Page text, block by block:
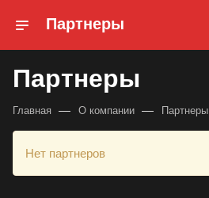
Партнеры
Партнеры
Главная — О компании — Партнеры
Нет партнеров